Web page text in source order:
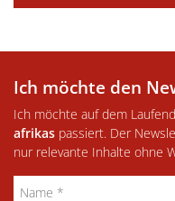
Ich möchte den
Ich möchte auf dem
afrikas passiert. Der
nur relevante Inhalte ohne